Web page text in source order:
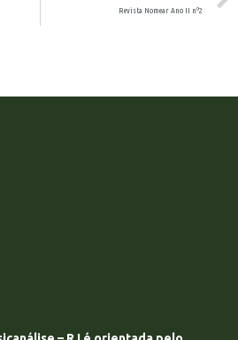
Revista Nomear Ano II nº2